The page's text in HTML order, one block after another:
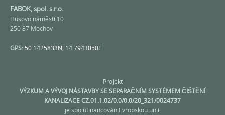
FABOK, spol. s.r.o.
Husovo náměstí 10
250 87 Mochov
GPS: 50.1425833N, 14.7943050E
Projekt
VÝZKUM A VÝVOJ NÁSTAVBY SE SEPARAČNÍM SYSTÉMEM ČIŠTĚNÍ
KANALIZACE CZ.01.1.02/0.0/0.0/20_321/0024737
je spolufinancován Evropskou unií.